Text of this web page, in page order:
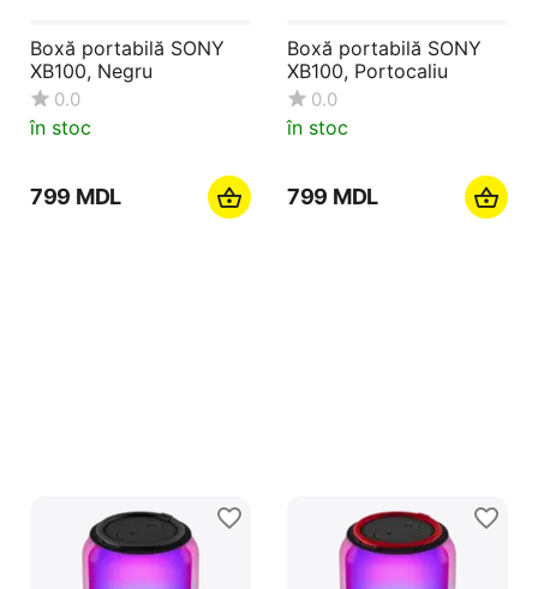
Boxă portabilă SONY
XB100, Negru
0.0
în stoc
‍799‍ MDL
Boxă portabilă SONY
XB100, Portocaliu
0.0
în stoc
‍799‍ MDL